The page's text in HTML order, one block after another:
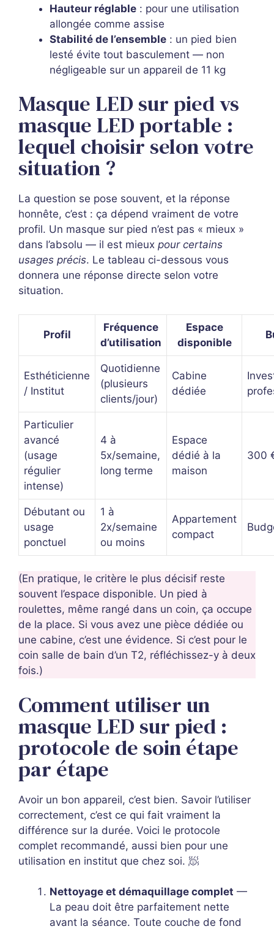
Hauteur réglable : pour une utilisation
allongée comme assise
Stabilité de l’ensemble : un pied bien
lesté évite tout basculement — non
négligeable sur un appareil de 11 kg
Masque LED sur pied vs
masque LED portable :
lequel choisir selon votre
situation ?
La question se pose souvent, et la réponse
honnête, c’est : ça dépend vraiment de votre
profil. Un masque sur pied n’est pas « mieux »
dans l’absolu — il est mieux pour certains
usages précis. Le tableau ci-dessous vous
donnera une réponse directe selon votre
situation.
Profil
Fréquence
d’utilisation
Espace
disponible
Esthéticienne
/ Institut
Quotidienne
(plusieurs
clients/jour)
Cabine
dédiée
Particulier
avancé
(usage
régulier
intense)
4 à
5x/semaine,
long terme
Espace
dédié à la
maison
300
Débutant ou
usage
ponctuel
1 à
2x/semaine
ou moins
Appartement
compact
(En pratique, le critère le plus décisif reste
souvent l’espace disponible. Un pied à
roulettes, même rangé dans un coin, ça occupe
de la place. Si vous avez une pièce dédiée ou
une cabine, c’est une évidence. Si c’est pour le
coin salle de bain d’un T2, réfléchissez-y à deux
fois.)
Comment utiliser un
masque LED sur pied :
protocole de soin étape
par étape
Avoir un bon appareil, c’est bien. Savoir l’utiliser
correctement, c’est ce qui fait vraiment la
différence sur la durée. Voici le protocole
complet recommandé, aussi bien pour une
utilisation en institut que chez soi. 🧖
Nettoyage et démaquillage complet —
La peau doit être parfaitement nette
avant la séance. Toute couche de fond